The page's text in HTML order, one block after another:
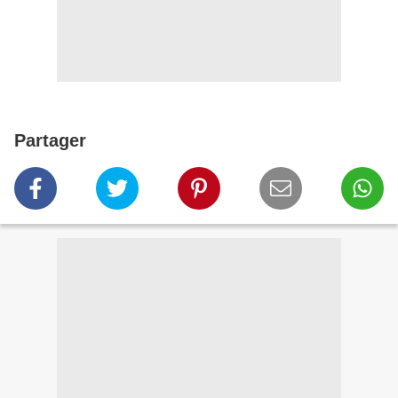
Partager